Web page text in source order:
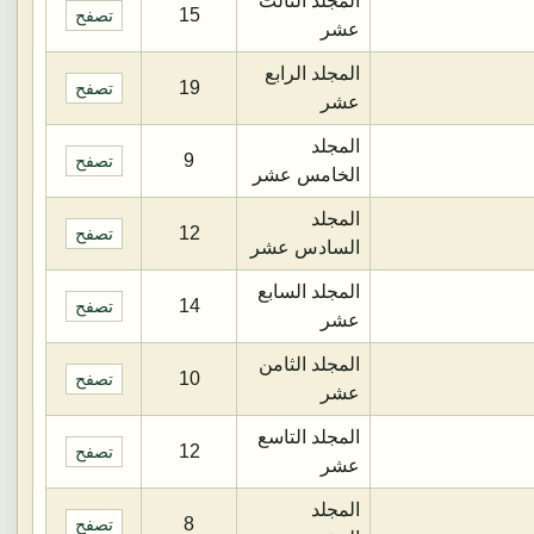
عشر
15 تصفح
المجلد الرابع
عشر
19 تصفح
المجلد
الخامس عشر
9 تصفح
المجلد
السادس عشر
12 تصفح
المجلد السابع
عشر
14 تصفح
المجلد الثامن
عشر
10 تصفح
المجلد التاسع
عشر
12 تصفح
المجلد
8 تصفح